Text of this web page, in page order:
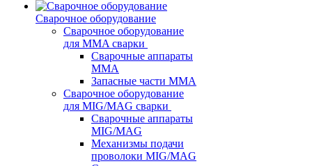
Сварочное оборудование
Сварочное оборудование
для MMA сварки
Сварочные аппараты
MMA
Запасные части MMA
Сварочное оборудование
для MIG/MAG сварки
Сварочные аппараты
MIG/MAG
Механизмы подачи
проволоки MIG/MAG